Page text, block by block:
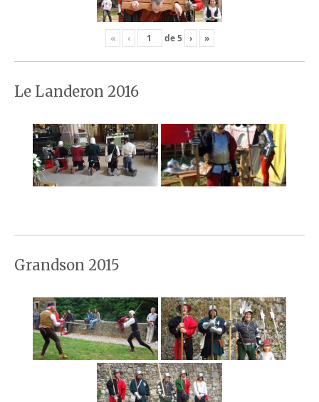
« ‹ de5 › »
Le Landeron 2016
Grandson 2015